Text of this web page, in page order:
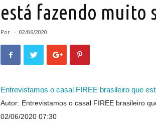
está fazendo muito
Por - 02/06/2020
Entrevistamos o casal FIREE brasileiro que
Autor: Entrevistamos o casal FIREE brasileiro
02/06/2020 07:30